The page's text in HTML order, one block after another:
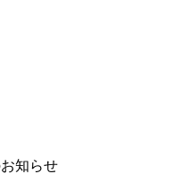
知らせ